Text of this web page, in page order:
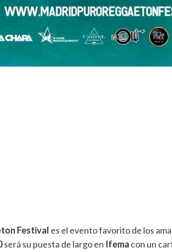
Festival es el evento favorito de los
será su puesta de largo en Ifema con un